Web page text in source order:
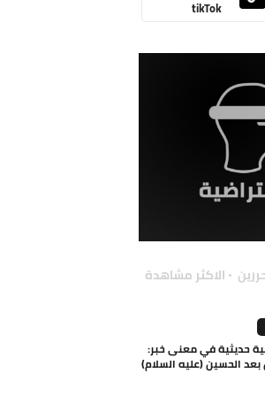
tikTok
الاكثر مشاهدة
حديثية في معنى خبر:
بعد الحسين (عليه السلام)